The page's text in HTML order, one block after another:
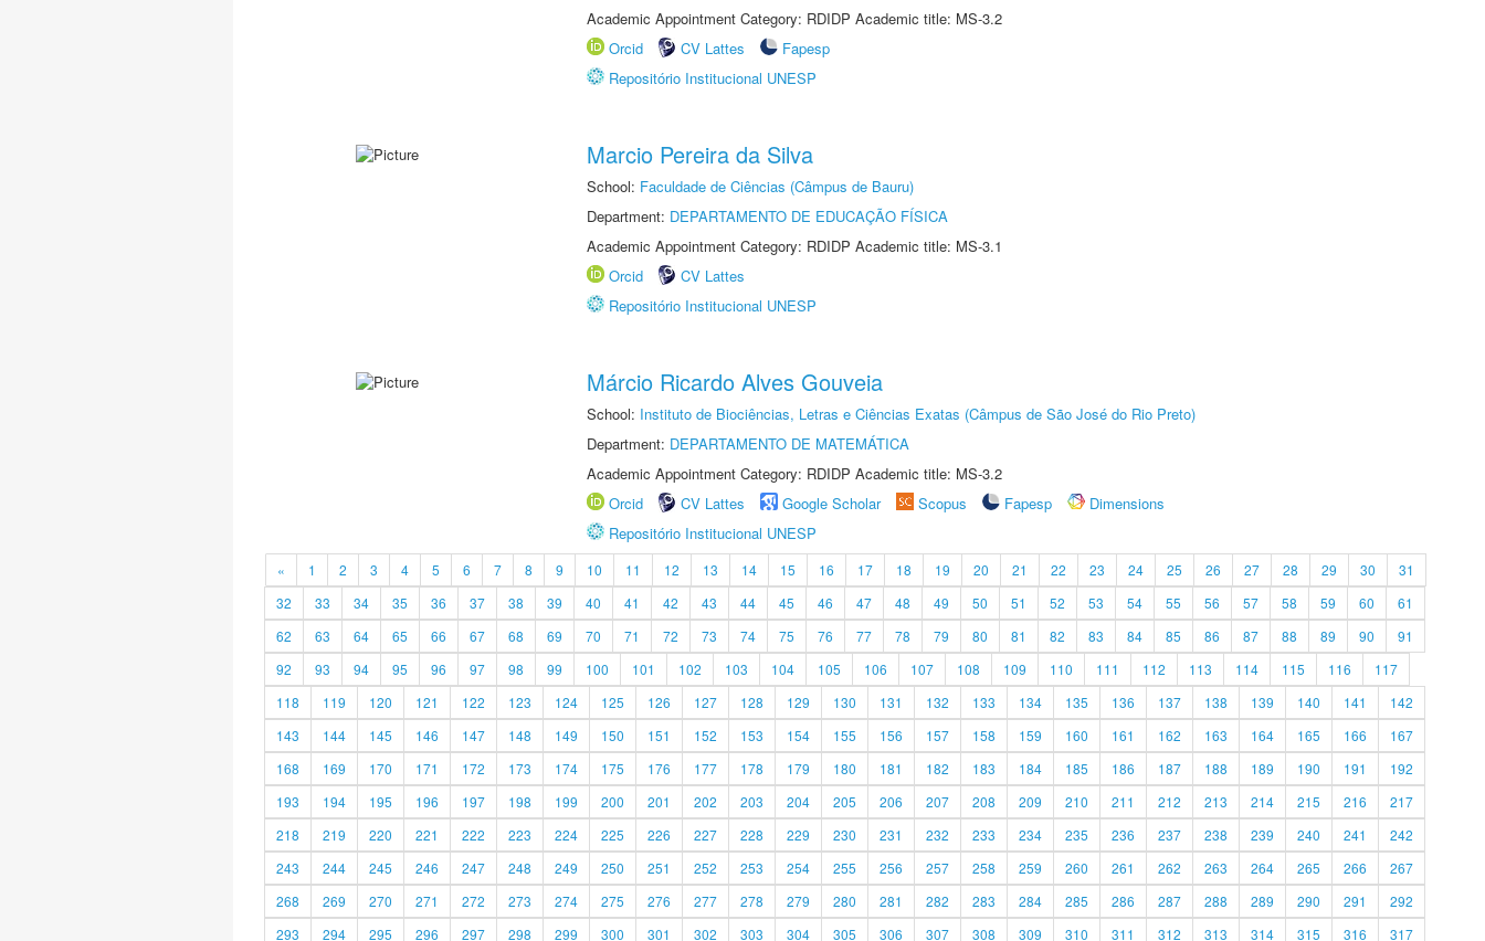
Academic Appointment Category: RDIDP Academic title: MS-3.2
Orcid
CV Lattes
Fapesp
Repositório Institucional UNESP
Marcio Pereira da Silva
School: Faculdade de Ciências (Câmpus de Bauru)
Department: DEPARTAMENTO DE EDUCAÇÃO FÍSICA
Academic Appointment Category: RDIDP Academic title: MS-3.1
Orcid
CV Lattes
Repositório Institucional UNESP
Márcio Ricardo Alves Gouveia
School: Instituto de Biociências, Letras e Ciências Exatas (Câmpus de São José do Rio Preto)
Department: DEPARTAMENTO DE MATEMÁTICA
Academic Appointment Category: RDIDP Academic title: MS-3.2
Orcid
CV Lattes Google Scholar Scopus Fapesp
Dimensions
Repositório Institucional UNESP
« 1 2 3 4 5 6 7 8 9 10 11 12 13 14 15 16 17 18 19 20 21 22 23 24 25 26 27 28 29 30
31
32
33 34 35 36 37 38 39 40 41 42 43 44 45 46 47 48 49 50 51 52 53 54 55 56 57 58 59 60
61
62
63 64 65 66 67 68 69 70 71 72 73 74 75 76 77 78 79 80 81 82 83 84 85 86 87 88 89 90
91
92
93 94 95 96 97 98 99 100 101 102 103 104 105 106 107 108 109 110 111 112 113 114 115 116
117
118
119 120 121 122 123 124 125 126 127 128 129 130 131 132 133 134 135 136 137 138 139 140 141
142
143
144 145 146 147 148 149 150 151 152 153 154 155 156 157 158 159 160 161 162 163 164 165 166
167
168
169 170 171 172 173 174 175 176 177 178 179 180 181 182 183 184 185 186 187 188 189 190 191
192
193
194 195 196 197 198 199 200 201 202 203 204 205 206 207 208 209 210 211 212 213 214 215 216
217
218
219 220 221 222 223 224 225 226 227 228 229 230 231 232 233 234 235 236 237 238 239 240 241
242
243
244 245 246 247 248 249 250 251 252 253 254 255 256 257 258 259 260 261 262 263 264 265 266
267
268
269 270 271 272 273 274 275 276 277 278 279 280 281 282 283 284 285 286 287 288 289 290 291
292
293
294 295 296 297 298 299 300 301 302 303 304 305 306 307 308 309 310 311 312 313 314 315 316 317